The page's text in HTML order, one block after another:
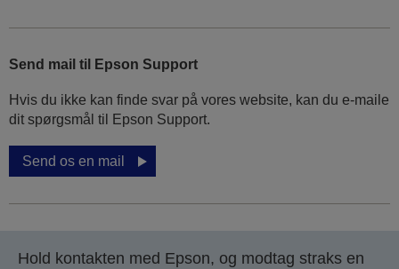
Send mail til Epson Support
Hvis du ikke kan finde svar på vores website, kan du e-maile
dit spørgsmål til Epson Support.
Send os en mail
Hold kontakten med Epson, og modtag straks en